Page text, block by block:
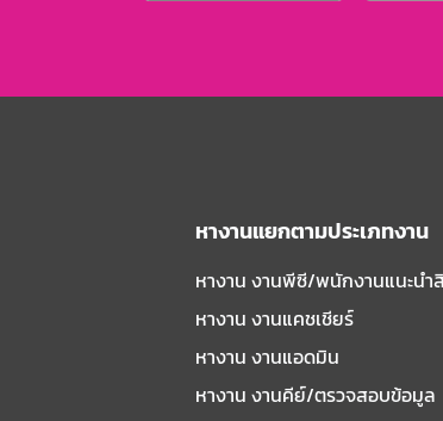
หางานแยกตามประเภทงาน
หางาน งานพีซี/พนักงานแนะนํา
หางาน งานแคชเชียร์
หางาน งานแอดมิน
หางาน งานคีย์/ตรวจสอบข้อมูล